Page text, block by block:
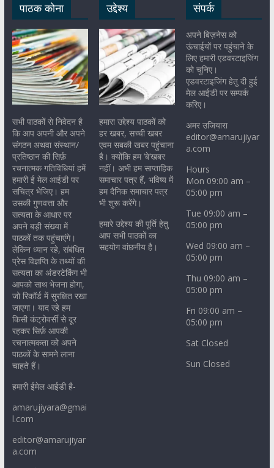
पाठक कोना
सभी पाठकों से निवेदन है
कि आप अपनी और अपने
संगठन अथवा संस्थान/
प्रतिष्ठान की सिर्फ़
रचनात्मक गतिविधियां हमें
हमारी ई मेल आईडी पर
सचित्र भेजिए। हम
उसकी गुणवत्ता और
सत्यता के आधार पर
अपने बड़ी संख्या में
पाठकों तक पहुंचाएंगे।
लेकिन ध्यान रहे, संबंधित
प्रेस विज्ञप्ति के तथ्यों की
सत्यता का अंडरटेकिंग भी
आपको साथ भेजना होगा,
जो रिकॉर्ड में सुरक्षित रखा
जाएगा। याद रहे हम
किसी कंट्रोवर्सी से दूर
रहकर सिर्फ़ आपकी
रचनात्मकता को अपने
पाठकों के सामने लाना
चाहते हैं।
हमारी ईमेल आईडी है-
amarujiyara@gmai
l.com
editor@amarujiyar
a.com
उद्देश्य
हमारा उद्देश्य पाठकों को
हर खबर, सच्ची खबर
एवम सबकी खबर पहुंचाना
है। क्योंकि हम ‘बे’खबर
नहीं। अभी हम साप्ताहिक
समाचार पत्र हैं, भविष्य में
हम दैनिक समाचार पत्र
भी शुरू करेंगे।
हमारे उद्देश्य की पूर्ति हेतु
आप सभी पाठकों का
सहयोग वांछनीय है।
संपर्क
अपने बिज़नेस को
ऊंचाईयों पर पहुंचाने के
लिए हमारी एडवरटाइजिंग
को चुनिए।
एडवरटाइजिंग हेतु दी हुई
मेल आईडी पर सम्पर्क
करिए।
अमर उजियारा
editor@amarujiyar
a.com
Hours
Mon 09:00 am –
05:00 pm
Tue 09:00 am –
05:00 pm
Wed 09:00 am –
05:00 pm
Thu 09:00 am –
05:00 pm
Fri 09:00 am –
05:00 pm
Sat Closed
Sun Closed